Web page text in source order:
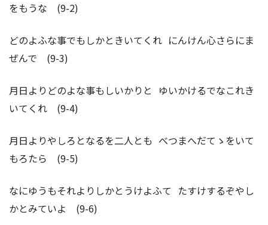
をもうな (9-2)
どのよふな事でもしかときいてくれ にんけん心さらにま
ぜんで (9-3)
月日よりどのよな事もしいかりと ゆいかけるでなこれき
いてくれ (9-4)
月日よりやしろとなるを二人とも べつまへだてゝをいて
もろたら (9-5)
なにゆうもそれよりしかとうけよふて たすけするぞやし
かとみていよ (9-6)